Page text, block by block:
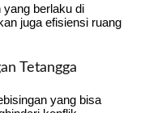
yang berlaku di
juga efisiensi ruang
Tetangga
yang bisa